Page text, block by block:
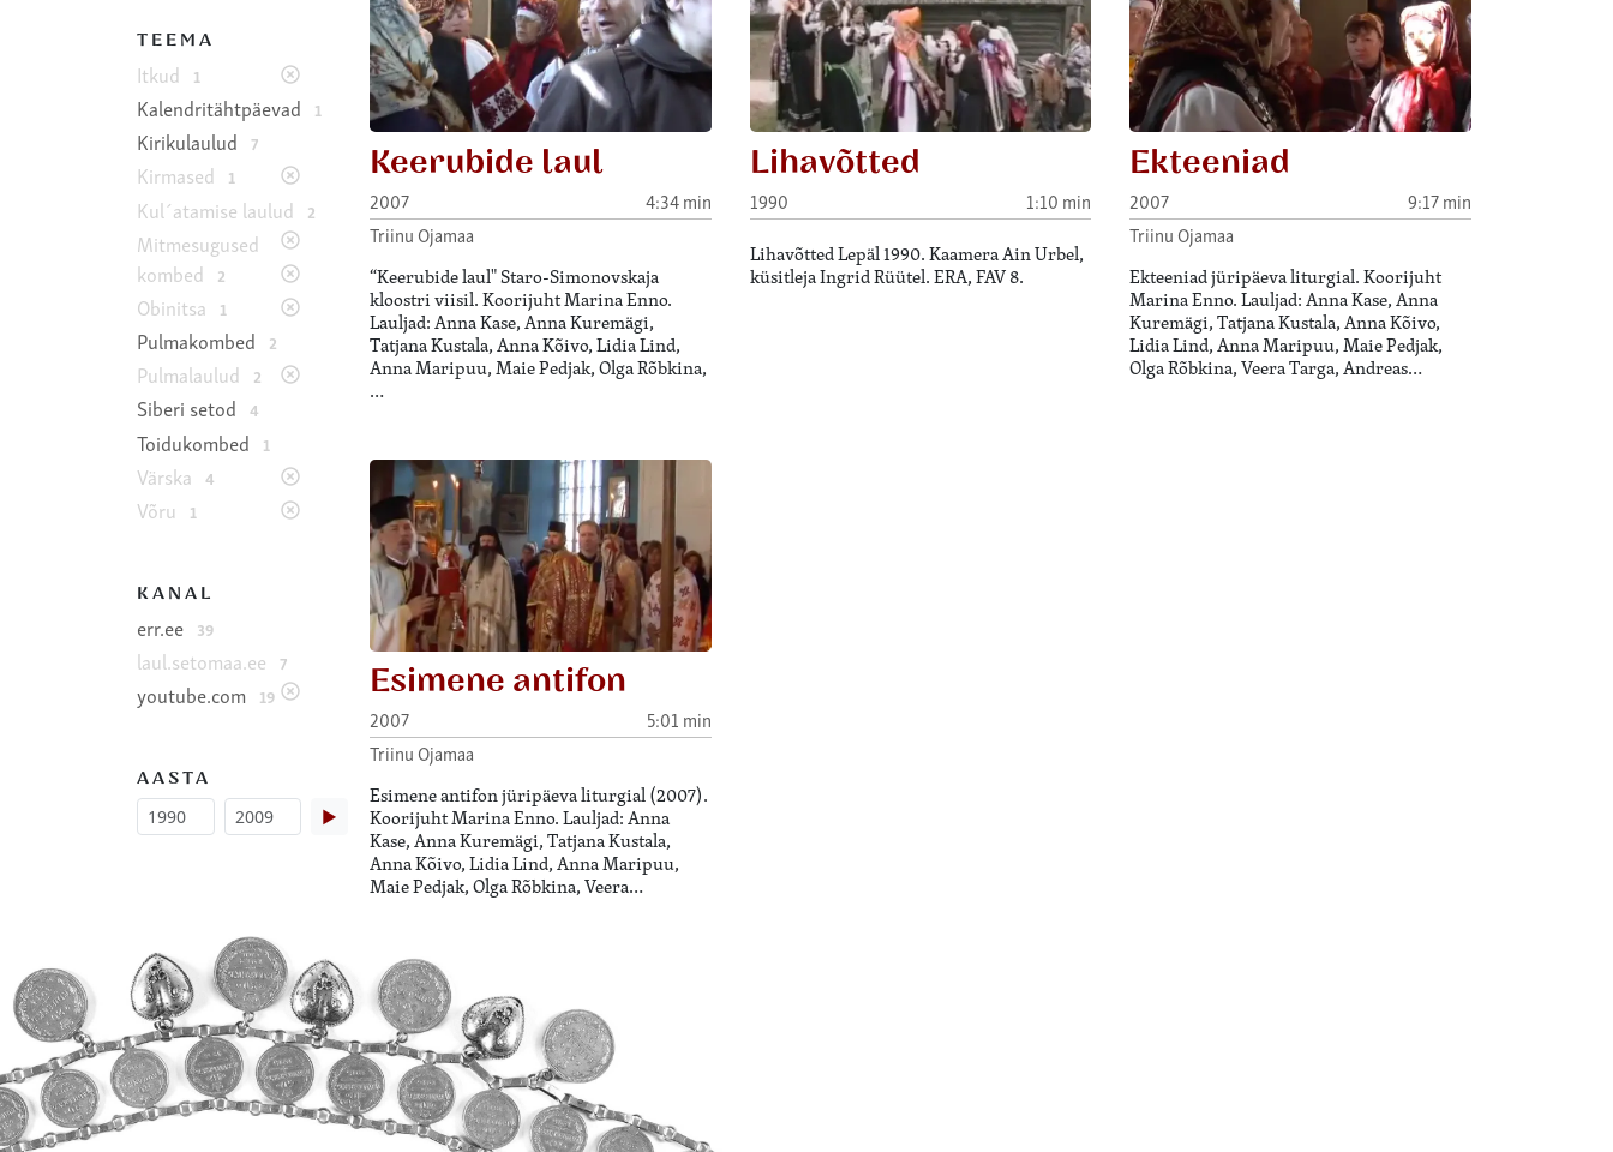
TEEMA
Itkud 1
Kalendritähtpäevad 1
Kirikulaulud 7
Kirmased 1
Kul´atamise laulud 2
Mitmesugused
kombed
2
Obinitsa 1
Pulmakombed 2
Pulmalaulud 2
Siberi setod 4
Toidukombed 1
Värska 4
Võru 1
KANAL
err.ee 39
laul.setomaa.ee 7
youtube.com 19
AASTA
▶
Keerubide laul
2007
4:34 min
Triinu Ojamaa
“Keerubide laul" Staro-Simonovskaja
kloostri viisil. Koorijuht Marina Enno.
Lauljad: Anna Kase, Anna Kuremägi,
Tatjana Kustala, Anna Kõivo, Lidia Lind,
Anna Maripuu, Maie Pedjak, Olga Rõbkina,
…
Lihavõtted
1990 1:10 min
Lihavõtted Lepäl 1990. Kaamera Ain Urbel,
küsitleja Ingrid Rüütel. ERA, FAV 8.
Ekteeniad
2007
9:17 min
Triinu Ojamaa
Ekteeniad jüripäeva liturgial. Koorijuht
Marina Enno. Lauljad: Anna Kase, Anna
Kuremägi, Tatjana Kustala, Anna Kõivo,
Lidia Lind, Anna Maripuu, Maie Pedjak,
Olga Rõbkina, Veera Targa, Andreas…
Esimene antifon
2007
5:01 min
Triinu Ojamaa
Esimene antifon jüripäeva liturgial (2007).
Koorijuht Marina Enno. Lauljad: Anna
Kase, Anna Kuremägi, Tatjana Kustala,
Anna Kõivo, Lidia Lind, Anna Maripuu,
Maie Pedjak, Olga Rõbkina, Veera…